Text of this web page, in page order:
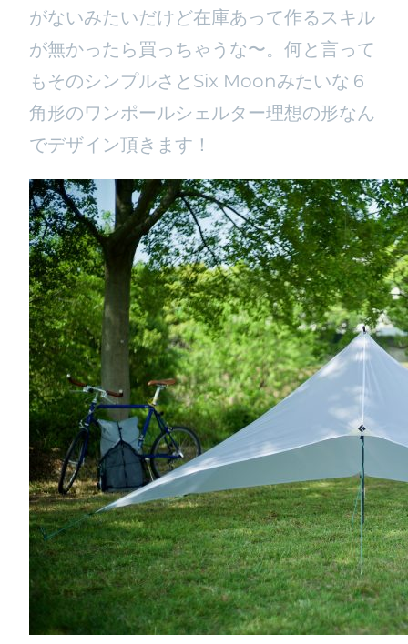
がないみたいだけど在庫あって作るスキル
が無かったら買っちゃうな〜。何と言って
もそのシンプルさとSix Moonみたいな６
角形のワンポールシェルター理想の形なん
でデザイン頂きます！